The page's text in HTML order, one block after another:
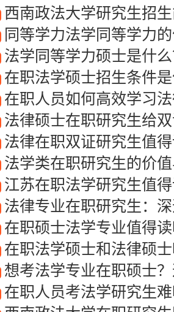
西南政法大学研究生招
同等学力法学同等学力
法学同等学力硕士是什么？
在职法学硕士招生条件
在职人员如何高效学习
法律硕士在职研究生给
法律在职双证研究生值得
法学类在职研究生的价
江苏在职法学研究生值
法律专业在职研究生：
在职硕士法学专业值得
在职法学硕士和法律硕
想考法学专业在职硕士
在职人员考法学研究生难